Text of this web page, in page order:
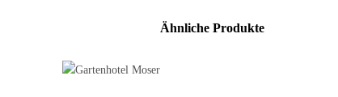
Ähnliche Produkte